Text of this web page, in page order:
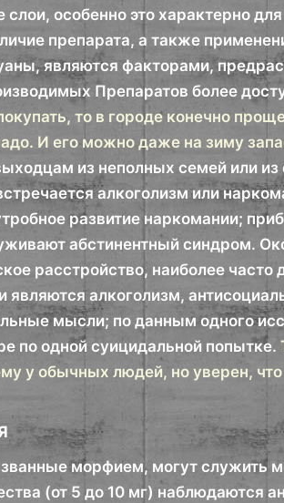
особенно это характерно
препарата, а также
являются факторами,
Препаратов более
то в городе конечно
И его можно даже на зиму
из неполных семей или
алкоголизм или
развитие наркомании;
абстинентный синдром.
расстройство, наиболее
являются алкоголизм,
мысли; по данным одного
по одной суицидальной попытке.
у обычных людей, но уверен,
морфием, могут служить
(от 5 до 10 мг) наблюдаются